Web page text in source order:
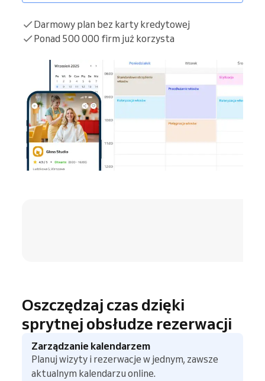
Darmowy plan bez karty kredytowej
Ponad 500 000 firm już korzysta
Oszczędzaj czas dzięki
sprytnej obsłudze rezerwacji
Zarządzanie kalendarzem
Planuj wizyty i rezerwacje w jednym, zawsze
aktualnym kalendarzu online.